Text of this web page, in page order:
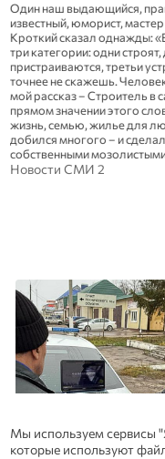
Один наш выдающийся,
известный, юморист,
Кроткий сказал однажды:
три категории: одни строят,
пристраиваются, третьи
точнее не скажешь.
мой рассказ – Строитель в
прямом значении этого
жизнь, семью, жилье для
добился многого – и
собственными
Новости СМИ 2
Мы используем сервисы
которые используют